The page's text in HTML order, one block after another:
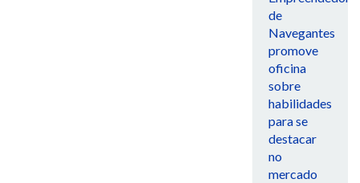
de
Navegantes
promove
oficina
sobre
habilidades
para se
destacar
no
mercado